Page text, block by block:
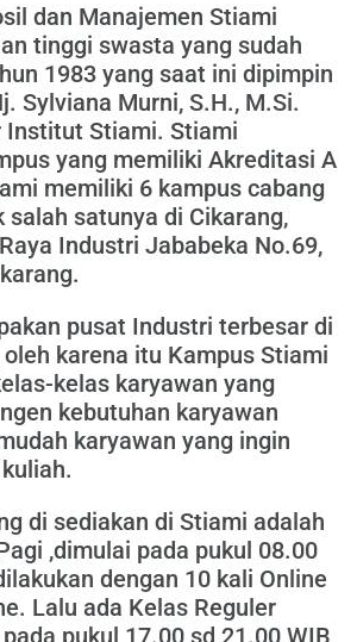
dan Manajemen Stiami
tinggi swasta yang sudah
1983 yang saat ini dipimpin
Sylviana Murni, S.H., M.Si.
Institut Stiami. Stiami
yang memiliki Akreditasi A
memiliki 6 kampus cabang
salah satunya di Cikarang,
Industri Jababeka No.69,
pusat Industri terbesar di
karena itu Kampus Stiami
kelas karyawan yang
kebutuhan karyawan
karyawan yang ingin
di sediakan di Stiami adalah
,dimulai pada pukul 08.00
dengan 10 kali Online
Lalu ada Kelas Reguler
pukul 17.00 sd 21.00 WIB,